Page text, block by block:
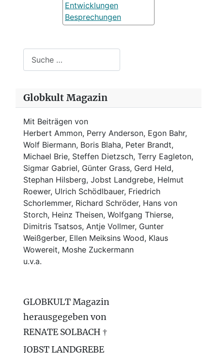
Entwicklungen
Besprechungen
Globkult Magazin
Mit Beiträgen von
Herbert Ammon, Perry Anderson, Egon Bahr,
Wolf Biermann, Boris Blaha, Peter Brandt,
Michael Brie, Steffen Dietzsch, Terry Eagleton,
Sigmar Gabriel, Günter Grass, Gerd Held,
Stephan Hilsberg, Jobst Landgrebe, Helmut
Roewer, Ulrich Schödlbauer, Friedrich
Schorlemmer, Richard Schröder, Hans von
Storch, Heinz Theisen, Wolfgang Thierse,
Dimitris Tsatsos, Antje Vollmer, Gunter
Weißgerber, Ellen Meiksins Wood, Klaus
Wowereit, Moshe Zuckermann
u.v.a.
GLOBKULT Magazin
herausgegeben von
RENATE SOLBACH †
JOBST LANDGREBE